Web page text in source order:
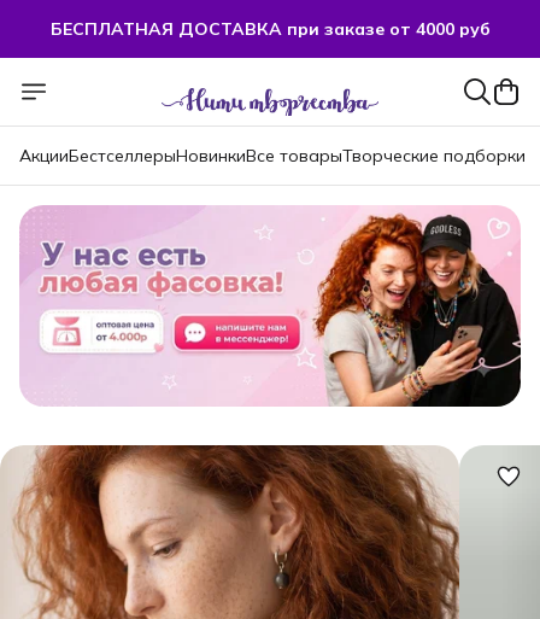
БЕСПЛАТНАЯ ДОСТАВКА при заказе от 4000 руб
БЕСПЛАТНАЯ ДОСТАВКА при заказе от 4000 руб
АкцииБестселлерыНовинкиВсе товарыТворческие подборки